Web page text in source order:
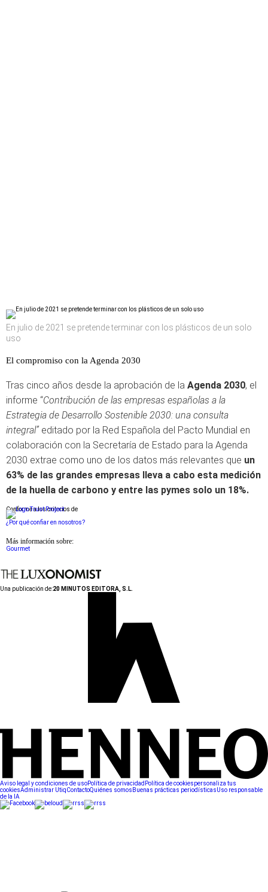
En julio de 2021 se pretende terminar con los plásticos de un solo
uso
El compromiso con la Agenda 2030
Tras cinco años desde la aprobación de la Agenda 2030, el
informe “Contribución de las empresas españolas a la
Estrategia de Desarrollo Sostenible 2030: una consulta
integral”editado por la Red Española del Pacto Mundial en
colaboración con la Secretaría de Estado para la Agenda
2030 extrae como uno de los datos más relevantes que un
63% de las grandes empresas lleva a cabo esta medición
de la huella de carbono y entre las pymes solo un 18%.
Conforme a los criterios de
¿Por qué confiar en nosotros?
Más información sobre:
Gourmet
Una publicación de:20 MINUTOS EDITORA, S.L.
Aviso legal y condiciones de usoPolítica de privacidad Política de cookiespersonaliza tus
cookiesAdministrar UtiqContactoQuiénes somos Buenas prácticas periodísticasUso responsable
de la IA